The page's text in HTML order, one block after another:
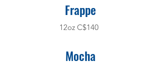
Frappe
12oz C$140
Mocha